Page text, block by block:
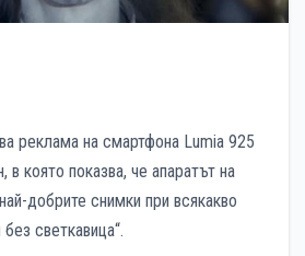
реклама на смартфона Lumia 925
в която показва, че апаратът на
добрите снимки при всякакво
светкавица“.